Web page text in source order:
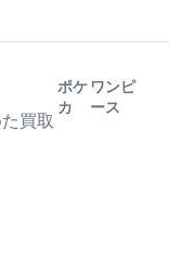
買取
ポケ
カ
ワンピ
ース